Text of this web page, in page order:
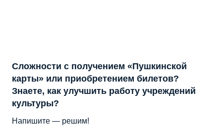
Сложности с получением «Пушкинской
карты» или приобретением билетов?
Знаете, как улучшить работу учреждений
культуры?
Напишите — решим!